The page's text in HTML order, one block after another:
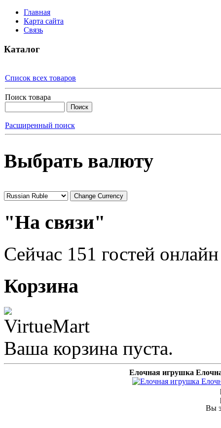
Главная
Карта сайта
Связь
Каталог
Список всех товаров
Поиск товара
Расширенный поиск
Выбрать валюту
"На связи"
Сейчас 151 гостей онлайн
Корзина
Ваша корзина пуста.
Елочная игрушка
Вы